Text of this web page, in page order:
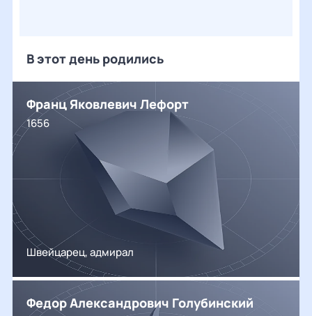
В этот день родились
Франц Яковлевич Лефорт
1656
Швейцарец, адмирал
Федор Александрович Голубинский